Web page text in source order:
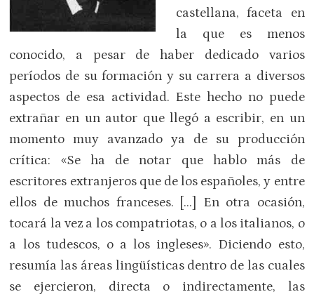
castellana, faceta en
la que es menos
conocido, a pesar de haber dedicado varios
períodos de su formación y su carrera a diversos
aspectos de esa actividad. Este hecho no puede
extrañar en un autor que llegó a escribir, en un
momento muy avanzado ya de su producción
crítica: «Se ha de notar que hablo más de
escritores extranjeros que de los españoles, y entre
ellos de muchos franceses. […] En otra ocasión,
tocará la vez a los compatriotas, o a los italianos, o
a los tudescos, o a los ingleses». Diciendo esto,
resumía las áreas lingüísticas dentro de las cuales
se ejercieron, directa o indirectamente, las